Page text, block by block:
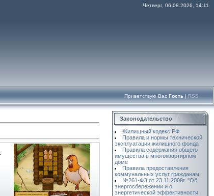
Четверг, 06.08.2026, 14:11
Приветствую Вас Гость | RSS
Законодательство
Жилищный кодекс РФ
Правила и нормы технической
эксплуатации жилищного фонда
Правила содержания общего
имущества в многоквартирном
доме
Правила предоставления
коммунальных услуг гражданам
№261-ФЗ от 23.11.2009г. "Об
энергосбережении и о
энергетической эффективности